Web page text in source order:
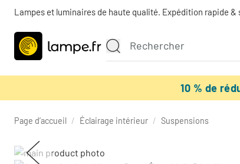
Lampes et luminaires de haute qualité. Expédition rapide &
10 % de
Page d’accueil / Éclairage intérieur / Suspensions